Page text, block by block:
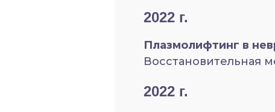
2022 г.
2022 г.
Плазмолифтинг в
Восстановительная